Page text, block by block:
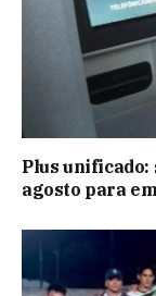
Plus
agosto para